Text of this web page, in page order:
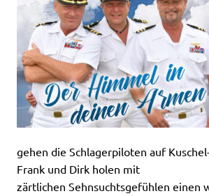
gehen die Schlagerpiloten auf
Frank und Dirk holen mit
zärtlichen Sehnsuchtsgefühlen einen